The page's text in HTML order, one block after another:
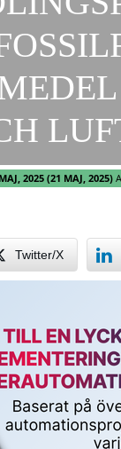
2025 (21 MAJ, 2025)
Twitter/X